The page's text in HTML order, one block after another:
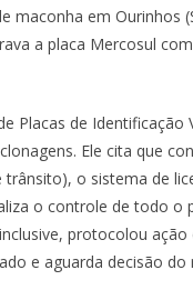
maconha em Ourinhos
a placa Mercosul
Placas de Identificação
Ele cita que
o sistema de
o controle de todo o
protocolou ação
e aguarda decisão